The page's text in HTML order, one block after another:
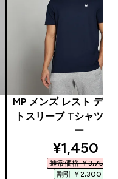
MP メンズ レスト デー
トスリーブ Tシャツ -
ー
¥1,450‎
通常価格 ￥3,750‎
割引 ￥2,300‎